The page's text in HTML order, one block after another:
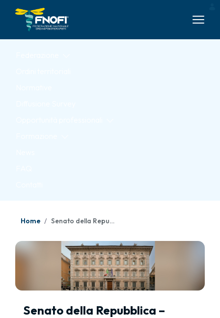
Skip to Main Content
Home Senato della Repubblica – Audizione FNOFI del 03/02/2026
Senato della Repubblica –